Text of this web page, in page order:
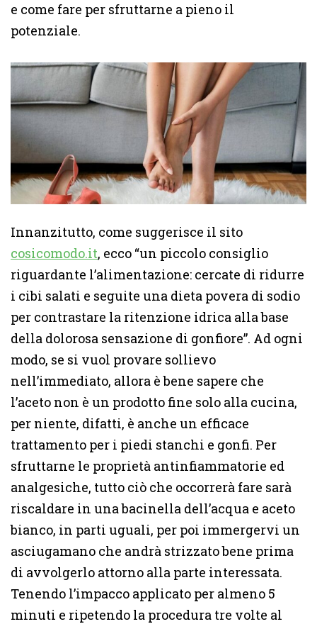
e come fare per sfruttarne a pieno il
potenziale.
Innanzitutto, come suggerisce il sito
cosicomodo.it, ecco “un piccolo consiglio
riguardante l’alimentazione: cercate di ridurre
i cibi salati e seguite una dieta povera di sodio
per contrastare la ritenzione idrica alla base
della dolorosa sensazione di gonfiore”. Ad ogni
modo, se si vuol provare sollievo
nell’immediato, allora è bene sapere che
l’aceto non è un prodotto fine solo alla cucina,
per niente, difatti, è anche un efficace
trattamento per i piedi stanchi e gonfi. Per
sfruttarne le proprietà antinfiammatorie ed
analgesiche, tutto ciò che occorrerà fare sarà
riscaldare in una bacinella dell’acqua e aceto
bianco, in parti uguali, per poi immergervi un
asciugamano che andrà strizzato bene prima
di avvolgerlo attorno alla parte interessata.
Tenendo l’impacco applicato per almeno 5
minuti e ripetendo la procedura tre volte al